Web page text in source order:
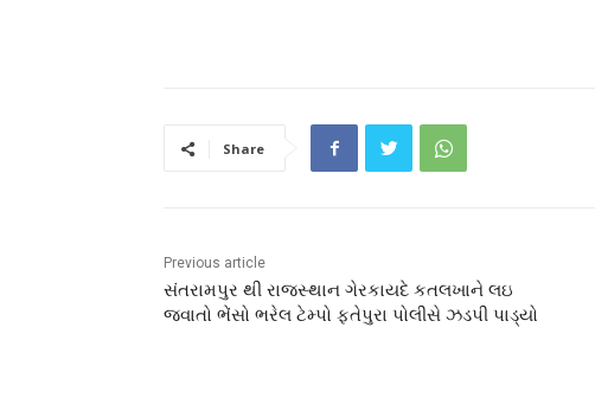
Share
Previous article
સંતરામપુર થી રાજસ્થાન ગેરકાયદે કતલખાને લઇ
જવાતો ભેંસો ભરેલ ટેમ્પો ફતેપુરા પોલીસે ઝડપી પાડ્યો